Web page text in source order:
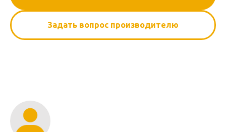
Задать вопрос производителю